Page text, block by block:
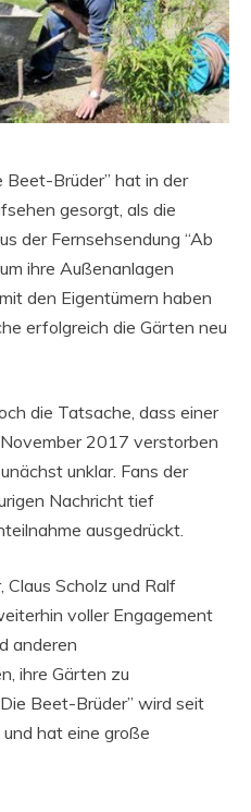
Beet-Brüder” hat in der
gesorgt, als die
der Fernsehsendung “Ab
ihre Außenanlagen
den Eigentümern haben
erfolgreich die Gärten neu
die Tatsache, dass einer
2017 verstorben
unklar. Fans der
Nachricht tief
ausgedrückt.
Claus Scholz und Ralf
voller Engagement
anderen
ihre Gärten zu
Beet-Brüder” wird seit
hat eine große